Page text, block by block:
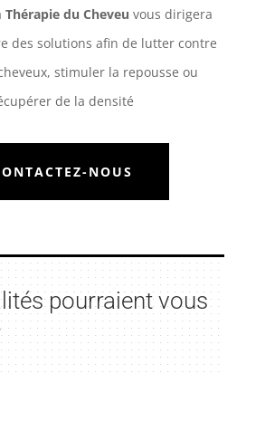
Thérapie du Cheveu vous dirigera
des solutions afin de lutter contre
stimuler la repousse ou
de la densité
NOUS
pourraient vous